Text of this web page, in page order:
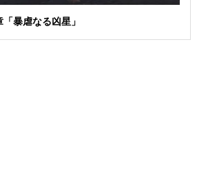
暴虐なる凶星」